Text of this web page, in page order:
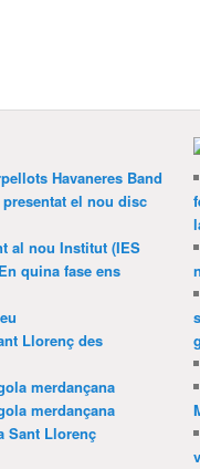
Havaneres Band
el nou disc
al nou Institut (IES
quina fase ens
Llorenç des
merdançana
merdançana
Sant Llorenç